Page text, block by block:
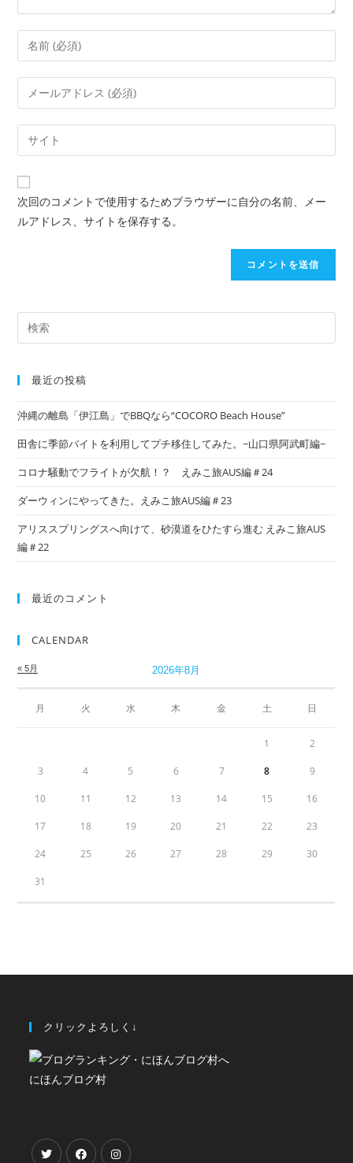
次回のコメントで使用するためブラウザーに自分の名前、メー
ルアドレス、サイトを保存する。
最近の投稿
沖縄の離島「伊江島」でBBQなら“COCORO Beach House”
田舎に季節バイトを利用してプチ移住してみた。~山口県阿武町編~
コロナ騒動でフライトが欠航！？ えみこ旅AUS編＃24
ダーウィンにやってきた。えみこ旅AUS編＃23
アリススプリングスへ向けて、砂漠道をひたすら進む えみこ旅AUS
編＃22
最近のコメント
CALENDAR
2026年8月
月 火 水 木 金 土 日
« 5月
1 2
3 4 5 6 7 8 9
10 11 12 13 14 15 16
17 18 19 20 21 22 23
24 25 26 27 28 29 30
31
クリックよろしく↓
にほんブログ村